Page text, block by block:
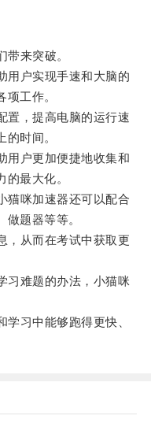
来突破。
户实现手速和大脑的
工作。
，提高电脑的运行速
时间。
户更加便捷地收集和
最大化。
咪加速器还可以配合
题器等等。
从而在考试中获取更
难题的办法，小猫咪
习中能够跑得更快、